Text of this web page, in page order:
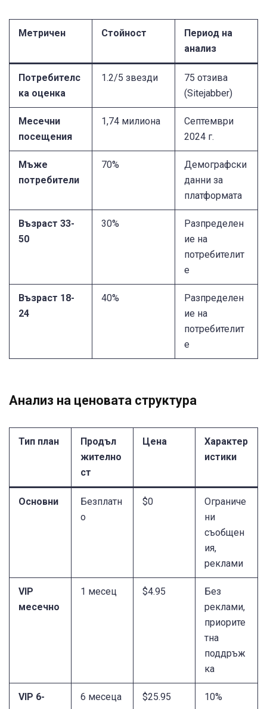
Метричен Стойност
Период на
анализ
Потребителс
ка оценка
1.2/5 звезди
75 отзива
(Sitejabber)
Месечни
посещения
1,74 милиона
Септември
2024 г.
Мъже
потребители
70%
Демографски
данни за
платформата
Възраст 33-
50
30%
Разпределен
ие на
потребителит
е
Възраст 18-
24
40%
Разпределен
ие на
потребителит
е
Анализ на ценовата структура
Тип план
Продъл
жително
ст
Цена
Характер
истики
Основни
Безплатн
о
$0
Ограниче
ни
съобщен
ия,
реклами
VIP
месечно
1 месец $4.95
Без
реклами,
приорите
тна
поддръж
ка
VIP 6-
6 месеца $25.95
10%